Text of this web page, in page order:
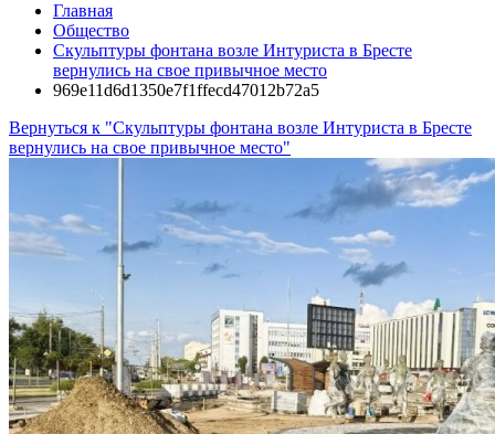
Главная
Общество
Скульптуры фонтана возле Интуриста в Бресте
вернулись на свое привычное место
969e11d6d1350e7f1ffecd47012b72a5
Вернуться к "Скульптуры фонтана возле Интуриста в Бресте
вернулись на свое привычное место"